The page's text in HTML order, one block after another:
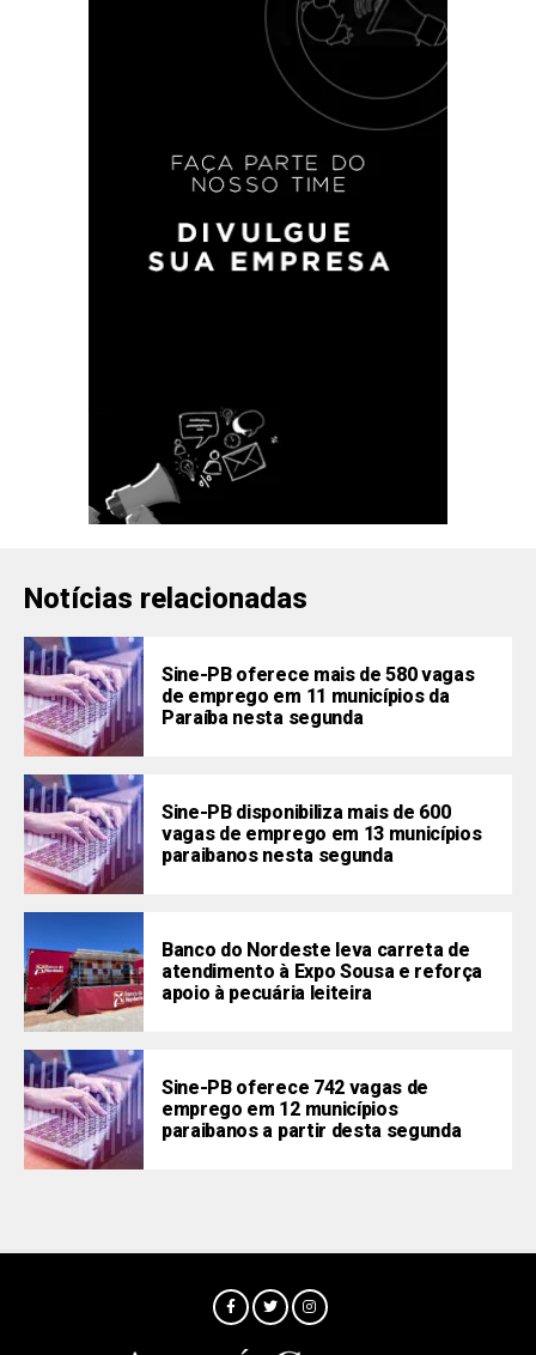
Notícias relacionadas
Sine-PB oferece mais de 580 vagas
de emprego em 11 municípios da
Paraíba nesta segunda
Sine-PB disponibiliza mais de 600
vagas de emprego em 13 municípios
paraibanos nesta segunda
Banco do Nordeste leva carreta de
atendimento à Expo Sousa e reforça
apoio à pecuária leiteira
Sine-PB oferece 742 vagas de
emprego em 12 municípios
paraibanos a partir desta segunda